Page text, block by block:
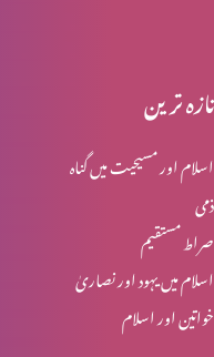
انبیا ء و بزرگ – یعقوب
انبیا ء و بزرگ – ابراہام
تازہ ترین
اسلام اور مسیحیت میں گناہ
ذمی
صراط مستقیم
اسلام میں یہود اور نصاریٰ
خواتین اور اسلام